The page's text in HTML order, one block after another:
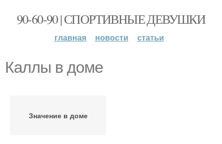
90-60-90 | СПОРТИВНЫЕ ДЕВУШКИ
главная новости статьи
Каллы в доме
Значение в доме